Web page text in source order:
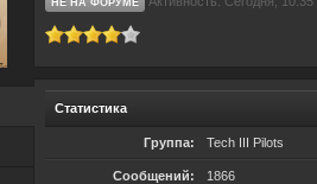
Статистика
Группа: Tech III Pilots
Сообщений: 1866